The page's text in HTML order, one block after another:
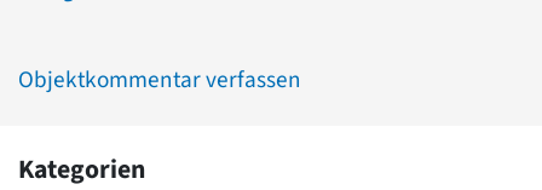
Objektkommentar verfassen
Kategorien